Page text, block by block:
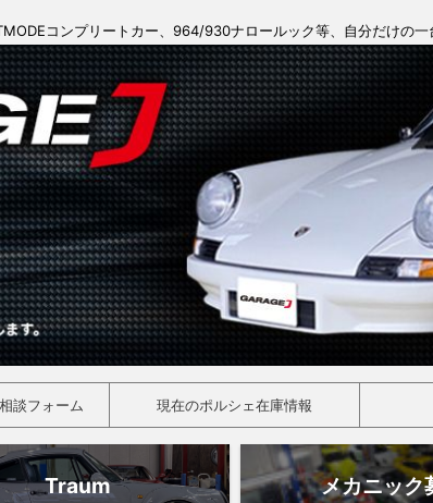
コンプリートカー、964/930ナロールック等、自分だけの一
談フォーム 現在のポルシェ在庫情報
Traum メカニック